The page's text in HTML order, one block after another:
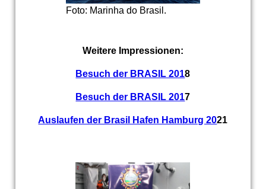
Foto: Marinha do Brasil.
Weitere Impressionen:
Besuch der BRASIL 2018
Besuch der BRASIL 2017
Auslaufen der Brasil Hafen Hamburg 2021